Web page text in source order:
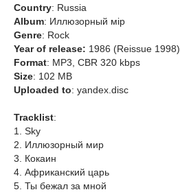
Country: Russia
Album: Иллюзорный мiр
Genre: Rock
Year of release: 1986 (Reissue 1998)
Format: MP3, CBR 320 kbps
Size: 102 MB
Uploaded to: yandex.disc
Tracklist:
1. Sky
2. Иллюзорный мир
3. Кокаин
4. Африканский царь
5. Ты бежал за мной